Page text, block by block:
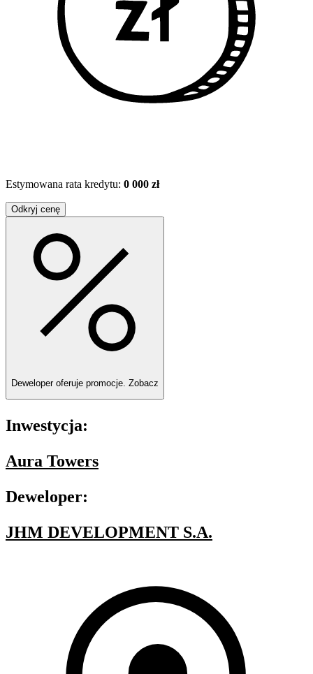
Estymowana rata kredytu: 0 000 zł
Odkryj cenę
Deweloper oferuje promocje. Zobacz
Inwestycja:
Aura Towers
Deweloper:
JHM DEVELOPMENT S.A.